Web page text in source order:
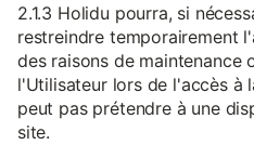
2.1.3 Holidu pourra, si
restreindre temporairement
des raisons de maintenance
l'Utilisateur lors de l'accès à
peut pas prétendre à une
site.